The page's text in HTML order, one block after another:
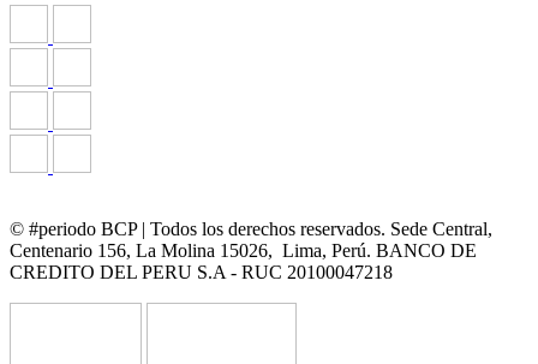
© #periodo BCP | Todos los derechos reservados. Sede Central,
Centenario 156, La Molina 15026, Lima, Perú. BANCO DE
CREDITO DEL PERU S.A - RUC 20100047218